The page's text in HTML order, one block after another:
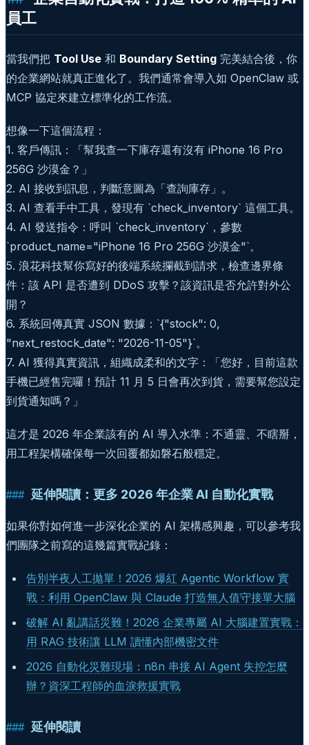
員工
當我們把 Tool Use 和 Boundary Setting 完美結合後，你
的企業網站就真正進化了。我們通常會導入如 OpenClaw 或
MCP 協定來建立標準化的工作流。
想像一下這個流程：
1. 客戶傳訊：「幫我查一下庫存還有沒有 iPhone 16 Pro
256G 沙漠金？」
2. AI 接收到訊息，判斷意圖為「查詢庫存」。
3. AI 查看手中工具，發現有 `check_inventory` 這個工具。
4. AI 發送指令：呼叫 `check_inventory`，參數
`product_name="iPhone 16 Pro 256G 沙漠金"`。
5. 浪花科技幫你寫好的後端系統攔截到請求，檢查邊界條
件：該 API 是否遭到 DDoS 攻擊？該資訊是否允許對外公
開？
6. 系統回傳真實 JSON 數據：`{"stock": 0,
"next_restock_date": "2026-11-05"}`。
7. AI 獲得真實資訊，組織成柔和的文字：「您好，目前這款
手機已經售完囉！預計 11 月 5 日會再次到貨，需要幫您設定
到貨通知嗎？」
這才是 2026 年企業該有的 AI 導入水準：不通靈、不瞎掰，
用工程架構確保每一次回覆都如磐石般穩定。
延伸閱讀：更多 2026 年企業 AI 自動化實戰
如果你對如何進一步深化企業的 AI 架構感興趣，可以參考我
們團隊之前寫的這幾篇實戰紀錄：
告別半夜人工拋單！2026 爆紅 Agentic Workflow 實
戰：利用 OpenClaw 與 Claude 打造無人值守接單大腦
破解 AI 亂講話災難！2026 企業專屬 AI 大腦建置實戰：
用 RAG 技術讓 LLM 讀懂內部機密文件
2026 自動化災難現場：n8n 串接 AI Agent 失控怎麼
辦？資深工程師的血淚救援實戰
延伸閱讀